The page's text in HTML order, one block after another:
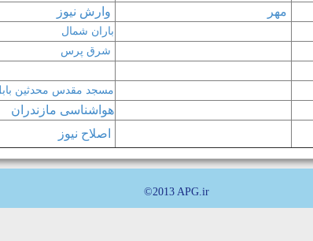
مهر
وارش نیوز
باران شمال
شرق پرس
مسجد مقدس محدثین
هواشناسی مازندران
اصلاح نیوز
©2013 APG.ir